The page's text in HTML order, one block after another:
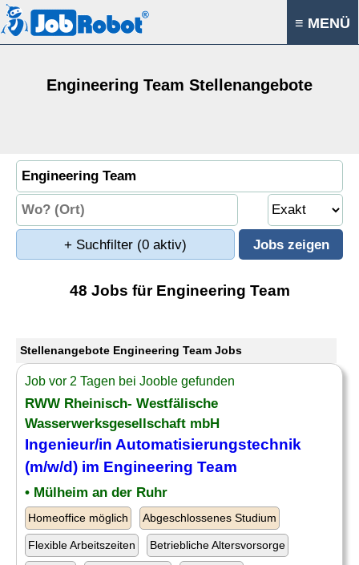
≡ MENÜ
Engineering Team Stellenangebote
+ Suchfilter (0 aktiv)
48 Jobs für Engineering Team
Stellenangebote Engineering Team Jobs
Job vor 2 Tagen bei Jooble gefunden
RWW Rheinisch- Westfälische
Wasserwerksgesellschaft mbH
Ingenieur/in Automatisierungstechnik
(m/w/d) im Engineering Team
• Mülheim an der Ruhr
Homeoffice möglich Abgeschlossenes Studium
Flexible Arbeitszeiten Betriebliche Altersvorsorge